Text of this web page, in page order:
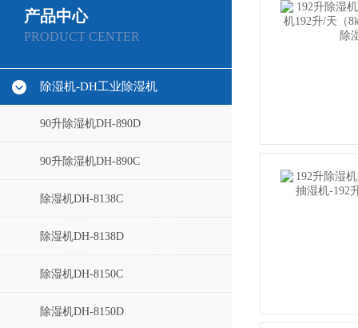
产品中心
PRODUCT CENTER
除湿机-DH工业除湿机
90升除湿机DH-890D
90升除湿机DH-890C
除湿机DH-8138C
除湿机DH-8138D
除湿机DH-8150C
除湿机DH-8150D